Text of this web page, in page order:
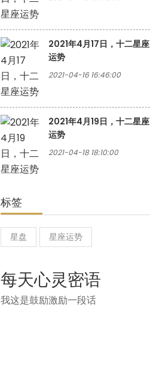
2021年4月17日，十二星座
运势
2021-04-16 16:46:00
2021年4月19日，十二星座
运势
2021-04-18 18:10:00
标签
星盘 星座运势
每天心灵密语
我这是鼓励激励一段话